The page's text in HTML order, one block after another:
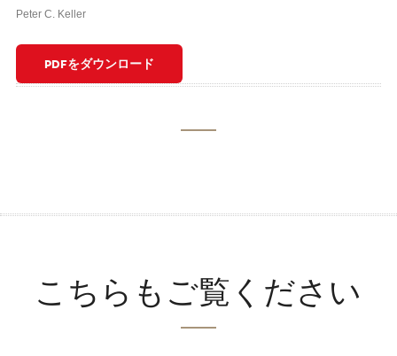
Peter C. Keller
PDFをダウンロード
こちらもご覧ください